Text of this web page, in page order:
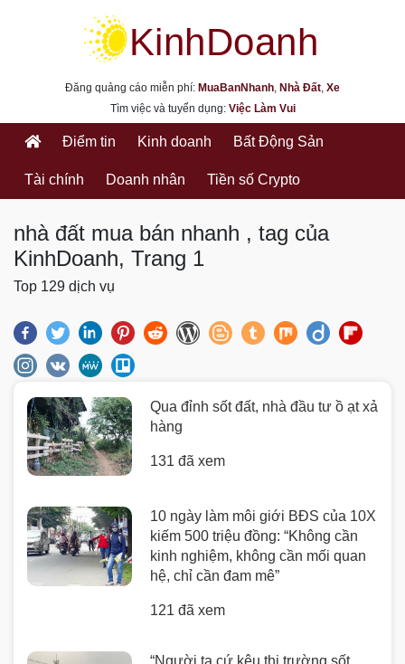
kinhdoanh.muabannhanh.com
Đăng quảng cáo miễn phí: MuaBanNhanh, Nhà Đất, Xe
Tìm việc và tuyển dụng: Việc Làm Vui
Điểm tin Kinh doanh Bất Động Sản
Tài chính Doanh nhân Tiền số Crypto
nhà đất mua bán nhanh , tag của
KinhDoanh, Trang 1
Top 129 dịch vụ
Qua đỉnh sốt đất, nhà đầu tư ồ ạt xả
hàng
131 đã xem
10 ngày làm môi giới BĐS của 10X
kiếm 500 triệu đồng: “Không cần
kinh nghiệm, không cần mối quan
hệ, chỉ cần đam mê”
121 đã xem